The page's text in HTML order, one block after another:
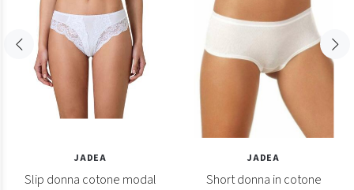
JADEA
Slip donna cotone modal
JADEA
Short donna in cotone